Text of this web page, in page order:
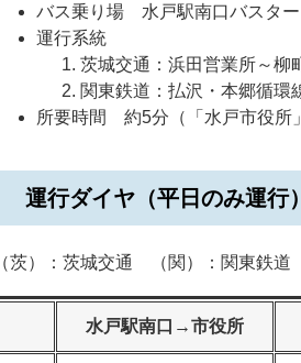
バス乗り場 水戸駅南口バスタ
運行系統
茨城交通：浜田営業所～柳
関東鉄道：払沢・本郷循環
所要時間 約5分（「水戸市役所
運行ダイヤ（平日のみ運行）
（茨）：茨城交通 （関）：関東鉄道
水戸駅南口→市役所